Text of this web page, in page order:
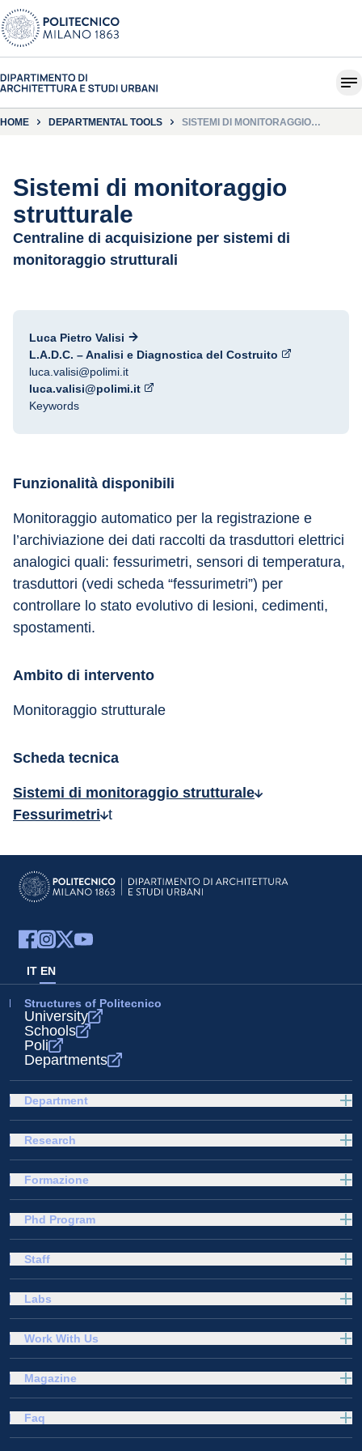
HOME DEPARTMENTAL TOOLS
SISTEMI DI MONITORAGGIO
Sistemi di monitoraggio
strutturale
Centraline di acquisizione per sistemi di
monitoraggio strutturali
Luca Pietro Valisi
L.A.D.C. – Analisi e Diagnostica del Costruito
luca.valisi@polimi.it
luca.valisi@polimi.it
Keywords
Funzionalità disponibili
Monitoraggio automatico per la registrazione e
l’archiviazione dei dati raccolti da trasduttori elettrici
analogici quali: fessurimetri, sensori di temperatura,
trasduttori (vedi scheda “fessurimetri”) per
controllare lo stato evolutivo di lesioni, cedimenti,
spostamenti.
Ambito di intervento
Monitoraggio strutturale
Scheda tecnica
Sistemi di monitoraggio strutturale
Fessurimetri t
IT EN
Structures of Politecnico
University
Schools
Poli
Departments
Department
Research
Formazione
Phd Program
Staff
Labs
Work With Us
Magazine
Faq